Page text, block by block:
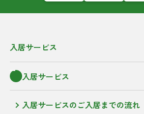
入居サービス
入居サービス
入居サービスのご入居までの流れ